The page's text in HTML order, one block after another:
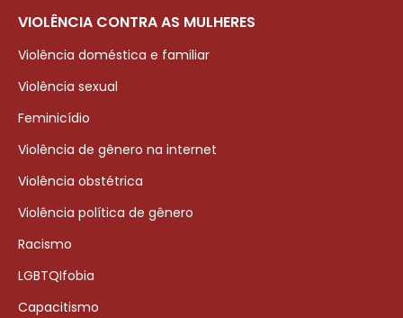
VIOLÊNCIA CONTRA AS MULHERES
Violência doméstica e familiar
Violência sexual
Feminicídio
Violência de gênero na internet
Violência obstétrica
Violência política de gênero
Racismo
LGBTQIfobia
Capacitismo